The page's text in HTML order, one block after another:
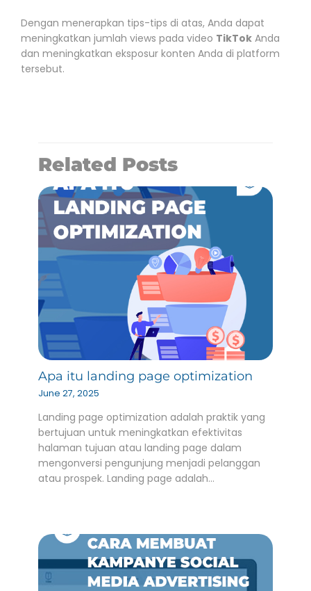
Dengan menerapkan tips-tips di atas, Anda dapat
meningkatkan jumlah views pada video TikTok Anda
dan meningkatkan eksposur konten Anda di platform
tersebut.
Related Posts
Apa itu landing page optimization
June 27, 2025
Landing page optimization adalah praktik yang
bertujuan untuk meningkatkan efektivitas
halaman tujuan atau landing page dalam
mengonversi pengunjung menjadi pelanggan
atau prospek. Landing page adalah…